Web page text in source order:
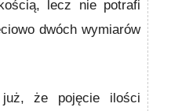
lecz nie potrafi
dwóch wymiarów
już, że pojęcie ilości